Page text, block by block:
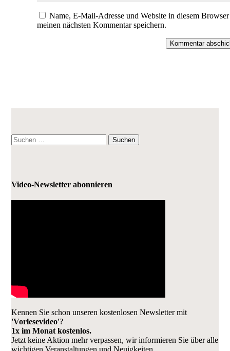
Name, E-Mail-Adresse und Website in diesem
meinen nächsten Kommentar speichern.
Kommentar
Suchen
nach:
Video-Newsletter abonnieren
Kennen Sie schon unseren kostenlosen Newsletter mit
'Vorlesevideo'?
1x im Monat kostenlos.
Jetzt keine Aktion mehr verpassen, wir informieren Sie über alle